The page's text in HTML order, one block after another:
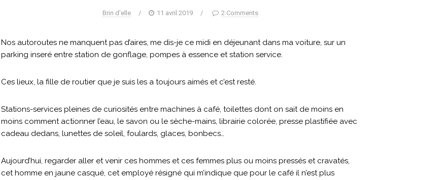
Brin d'elle / 11 avril 2019 / 2 Comments
Nos autoroutes ne manquent pas d’aires, me dis-je ce midi en déjeunant dans ma voiture, sur un
parking inseré entre station de gonflage, pompes à essence et station service.
Ces lieux, la fille de routier que je suis les a toujours aimés et c’est resté.
Stations-services pleines de curiosités entre machines à café, toilettes dont on sait de moins en
moins comment actionner l’eau, le savon ou le sèche-mains, librairie colorée, presse plastifiée avec
cadeau dedans, lunettes de soleil, foulards, glaces, bonbecs…
Aujourd’hui, regarder aller et venir ces hommes et ces femmes plus ou moins pressés et cravatés,
cet homme en jaune casqué, cet employé résigné qui m’indique que pour le café il n’est plus